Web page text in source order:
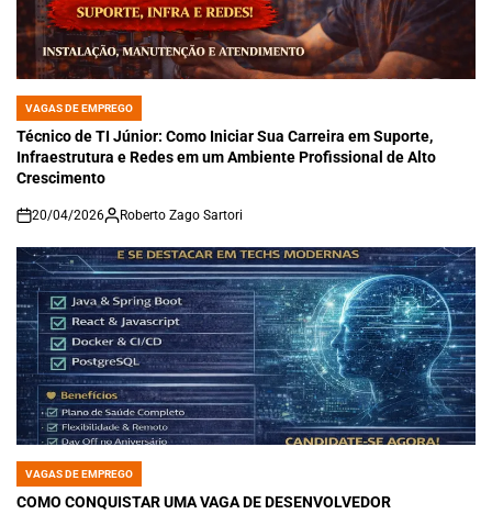
POSTED
IN
VAGAS DE EMPREGO
Técnico de TI Júnior: Como Iniciar Sua Carreira em Suporte,
Infraestrutura e Redes em um Ambiente Profissional de Alto
Crescimento
on
20/04/2026 Roberto Zago Sartori
POSTED
IN
VAGAS DE EMPREGO
COMO CONQUISTAR UMA VAGA DE DESENVOLVEDOR